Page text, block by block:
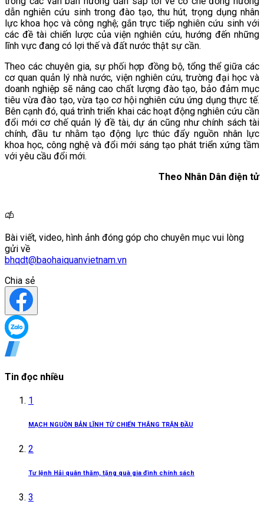
dẫn nghiên cứu sinh trong đào tạo, thu hút, trọng dụng nhân
lực khoa học và công nghệ; gắn trực tiếp nghiên cứu sinh với
các đề tài chiến lược của viện nghiên cứu, hướng đến những
lĩnh vực đang có lợi thế và đất nước thật sự cần.
Theo các chuyên gia, sự phối hợp đồng bộ, tổng thể giữa các
cơ quan quản lý nhà nước, viện nghiên cứu, trường đại học và
doanh nghiệp sẽ nâng cao chất lượng đào tạo, bảo đảm mục
tiêu vừa đào tạo, vừa tạo cơ hội nghiên cứu ứng dụng thực tế.
Bên cạnh đó, quá trình triển khai các hoạt động nghiên cứu cần
đổi mới cơ chế quản lý đề tài, dự án cũng như chính sách tài
chính, đầu tư nhằm tạo động lực thúc đẩy nguồn nhân lực
khoa học, công nghệ và đổi mới sáng tạo phát triển xứng tầm
với yêu cầu đổi mới.
Theo Nhân Dân điện tử
Bài viết, video, hình ảnh đóng góp cho chuyên mục vui lòng
gửi về
bhqdt@baohaiquanvietnam.vn
Chia sẻ
Tin đọc nhiều
1
MẠCH NGUỒN BẢN LĨNH TỪ CHIẾN THẮNG TRẬN ĐẦU
2
Tư lệnh Hải quân thăm, tặng quà gia đình chính sách
3